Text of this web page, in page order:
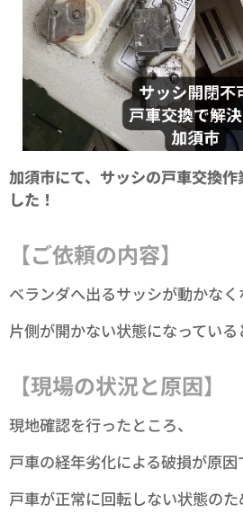
加須市にて、サッシの戸車交換
した！
【ご依頼の内容】
ベランダへ出るサッシが動かなく
片側が開かない状態になっている
【現場の状況と原因】
現地確認を行ったところ、
戸車の経年劣化による破損が原因
戸車が正常に回転しない状態のた